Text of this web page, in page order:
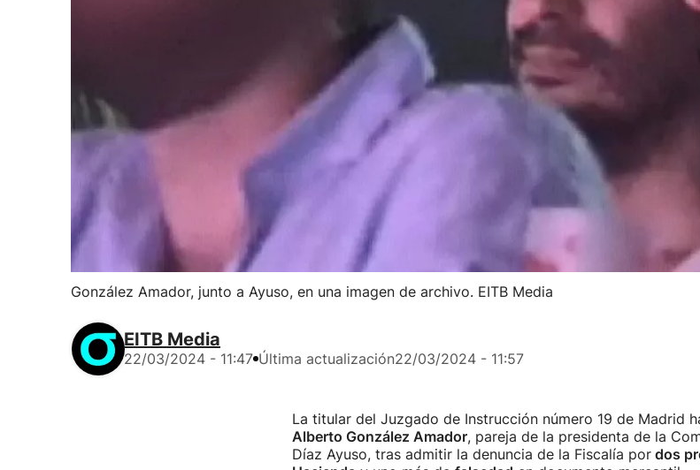
González Amador, junto a Ayuso, en una imagen de archivo. EITB Media
EITB Media
22/03/2024 - 11:47 Última actualización22/03/2024 - 11:57
La titular del Juzgado de Instrucción número 19 de Madrid
Alberto González Amador, pareja de la presidenta de la
Díaz Ayuso, tras admitir la denuncia de la Fiscalía pordos